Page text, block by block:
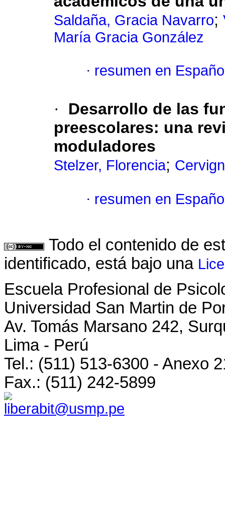
Saldaña, Gracia Navarro;
María Gracia González
· resumen en
·
Desarrollo de las
preescolares: una
moduladores
Stelzer, Florencia;
· resumen en
Todo el contenido de
identificado, está bajo una
Escuela Profesional de
Universidad San Martin de
Av. Tomás Marsano 242,
Lima - Perú
Tel.: (511) 513-6300 - Anexo
Fax.: (511) 242-5899
liberabit@usmp.pe